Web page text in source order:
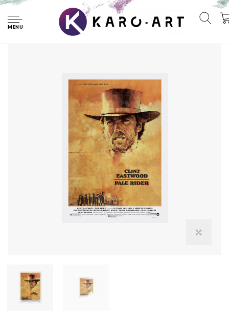
MENU
Poster- Pale Rider - Clint Eastwood, Originele Filmposter,
Premium Print, Professioneel Fotopapier